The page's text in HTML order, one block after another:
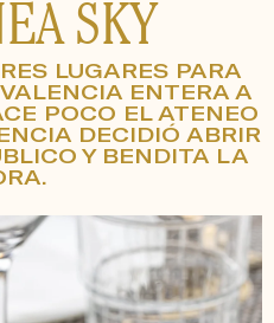
SKY
LUGARES PARA
ENTERA A
POCO EL ATENEO
DECIDIÓ ABRIR
Y BENDITA LA